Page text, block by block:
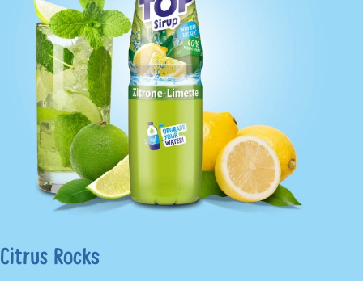
Citrus Rocks